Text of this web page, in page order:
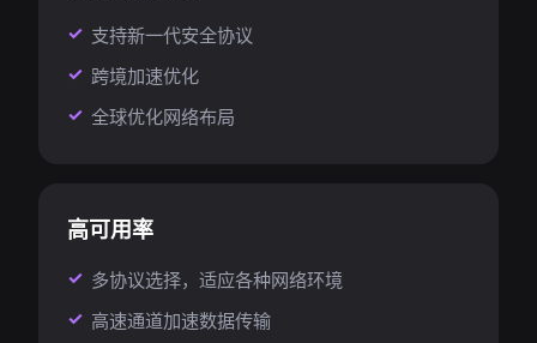
支持新一代安全协议
跨境加速优化
全球优化网络布局
高可用率
多协议选择，适应各种网络环境
高速通道加速数据传输